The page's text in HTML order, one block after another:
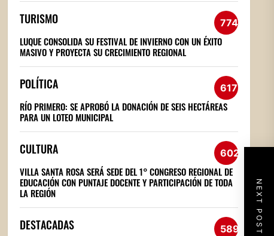
NEXT POST
TURISMO 774
LUQUE CONSOLIDA SU FESTIVAL DE INVIERNO CON UN ÉXITO
MASIVO Y PROYECTA SU CRECIMIENTO REGIONAL
POLÍTICA 617
RÍO PRIMERO: SE APROBÓ LA DONACIÓN DE SEIS HECTÁREAS
PARA UN LOTEO MUNICIPAL
CULTURA 602
VILLA SANTA ROSA SERÁ SEDE DEL 1° CONGRESO REGIONAL DE
EDUCACIÓN CON PUNTAJE DOCENTE Y PARTICIPACIÓN DE TODA
LA REGIÓN
DESTACADAS 589